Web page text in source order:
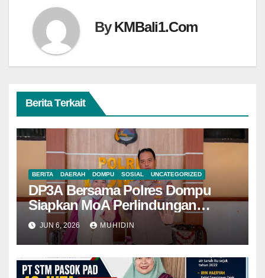
ByKMBali1.Com
Berita Terkait
BERITA DAERAH DOMPU SOSIAL UNCATEGORIZED
DP3A Bersama Polres Dompu
Siapkan MoA Perlindungan
Perempuan dan Anak
JUN 6, 2026 MUHIDIN